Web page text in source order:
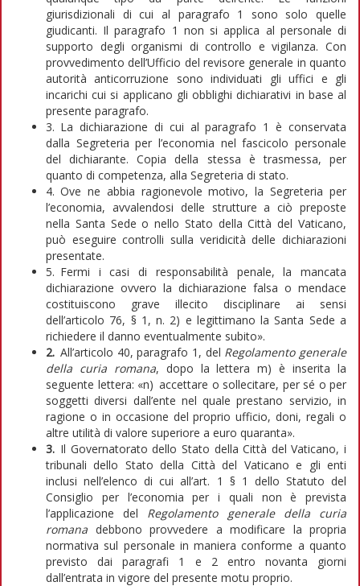
giurisdizionali di cui al paragrafo 1 sono solo quelle
giudicanti. Il paragrafo 1 non si applica al personale di
supporto degli organismi di controllo e vigilanza. Con
provvedimento dell’Ufficio del revisore generale in quanto
autorità anticorruzione sono individuati gli uffici e gli
incarichi cui si applicano gli obblighi dichiarativi in base al
presente paragrafo.
3. La dichiarazione di cui al paragrafo 1 è conservata
dalla Segreteria per l’economia nel fascicolo personale
del dichiarante. Copia della stessa è trasmessa, per
quanto di competenza, alla Segreteria di stato.
4. Ove ne abbia ragionevole motivo, la Segreteria per
l’economia, avvalendosi delle strutture a ciò preposte
nella Santa Sede o nello Stato della Città del Vaticano,
può eseguire controlli sulla veridicità delle dichiarazioni
presentate.
5. Fermi i casi di responsabilità penale, la mancata
dichiarazione ovvero la dichiarazione falsa o mendace
costituiscono grave illecito disciplinare ai sensi
dell’articolo 76, § 1, n. 2) e legittimano la Santa Sede a
richiedere il danno eventualmente subito».
2. All’articolo 40, paragrafo 1, del Regolamento generale
della curia romana, dopo la lettera m) è inserita la
seguente lettera: «n) accettare o sollecitare, per sé o per
soggetti diversi dall’ente nel quale prestano servizio, in
ragione o in occasione del proprio ufficio, doni, regali o
altre utilità di valore superiore a euro quaranta».
3. Il Governatorato dello Stato della Città del Vaticano, i
tribunali dello Stato della Città del Vaticano e gli enti
inclusi nell’elenco di cui all’art. 1 § 1 dello Statuto del
Consiglio per l’economia per i quali non è prevista
l’applicazione del Regolamento generale della curia
romana debbono provvedere a modificare la propria
normativa sul personale in maniera conforme a quanto
previsto dai paragrafi 1 e 2 entro novanta giorni
dall’entrata in vigore del presente motu proprio.